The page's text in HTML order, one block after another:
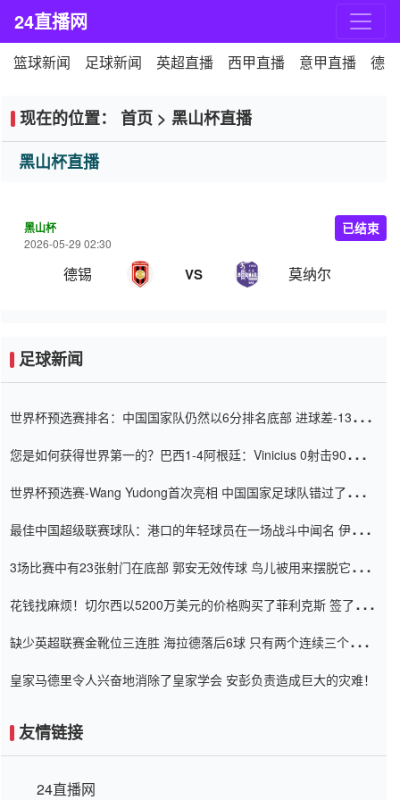
24直播网
篮球新闻 足球新闻 英超直播 西甲直播 意甲直播 德
现在的位置： 首页 > 黑山杯直播
黑山杯直播
黑山杯
2026-05-29 02:30
德锡 VS 莫纳尔
已结束
足球新闻
世界杯预选赛排名：中国国家队仍然以6分排名底部 进球差-13令人
您是如何获得世界第一的？巴西1-4阿根廷：Vinicius 0射击90分钟
世界杯预选赛-Wang Yudong首次亮相 中国国家足球队错过了世界
最佳中国超级联赛球队：港口的年轻球员在一场战斗中闻名 伊万放
3场比赛中有23张射门在底部 郭安无效传球 鸟儿被用来摆脱它
花钱找麻烦！切尔西以5200万美元的价格购买了菲利克斯 签了7年
缺少英超联赛金靴位三连胜 海拉德落后6球 只有两个连续三个连续
皇家马德里令人兴奋地消除了皇家学会 安彭负责造成巨大的灾难！
友情链接
24直播网